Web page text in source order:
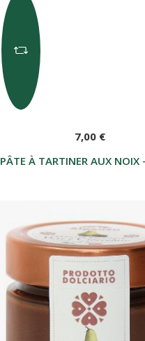
PÂTE À TARTINER AUX NOIX
7,00 €